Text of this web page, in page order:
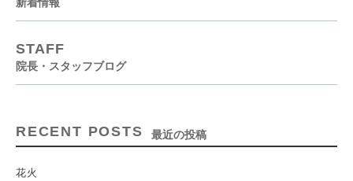
STAFF
院長・スタッフブログ
RECENT POSTS 最近の投稿
花火